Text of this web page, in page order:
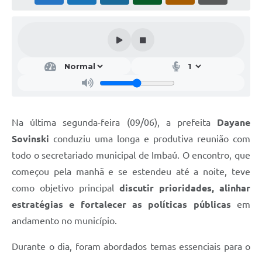
Na última segunda-feira (09/06), a prefeita Dayane
Sovinski conduziu uma longa e produtiva reunião com
todo o secretariado municipal de Imbaú. O encontro, que
começou pela manhã e se estendeu até a noite, teve
como objetivo principal discutir prioridades, alinhar
estratégias e fortalecer as políticas públicas em
andamento no município.
Durante o dia, foram abordados temas essenciais para o